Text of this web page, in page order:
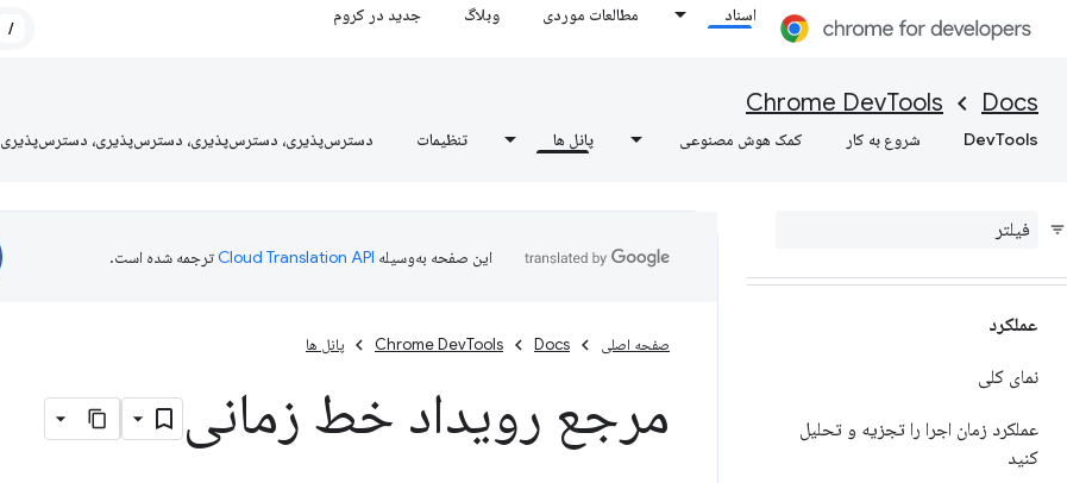
اسناد مطالعات موردی وبلاگ جدید در کروم
/
Docs
Chrome DevTools
DevTools شروع به کار کمک هوش مصنوعی پانل ها تنظیمات دسترس‌پذیری، دسترس‌پذیری، دسترس‌پذیری، دسترس‌پذیری
شبکه
نمای کلی
فعالیت شبکه را بررسی کنید
مشاهده منابع صفحه
عملکرد
نمای کلی
عملکرد زمان اجرا را تجزیه و تحلیل
کنید
این صفحه به‌وسیله ترجمه شده است.
صفحه اصلی Docs
Chrome DevTools پانل ها
مرجع رویداد خط زمانی